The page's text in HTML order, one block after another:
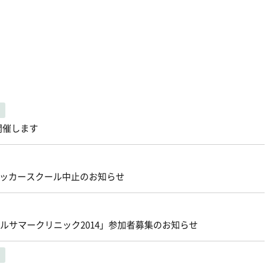
します
カースクール中止のお知らせ
サマークリニック2014」参加者募集のお知らせ